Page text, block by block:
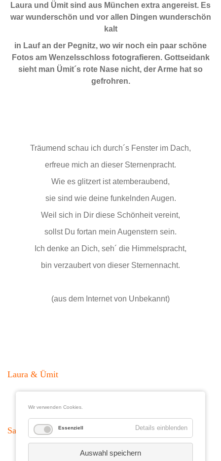
Laura und Ümit sind aus München extra angereist. Es
war wunderschön und vor allen Dingen wunderschön
kalt
in Lauf an der Pegnitz, wo wir noch ein paar schöne
Fotos am Wenzelsschloss fotografieren. Gottseidank
sieht man Ümit´s rote Nase nicht, der Arme hat so
gefrohren.
Träumend schau ich durch´s Fenster im Dach,
erfreue mich an dieser Sternenpracht.
Wie es glitzert ist atemberaubend,
sie sind wie deine funkelnden Augen.
Weil sich in Dir diese Schönheit vereint,
sollst Du fortan mein Augenstern sein.
Ich denke an Dich, seh´ die Himmelspracht,
bin verzaubert von dieser Sternennacht.
(aus dem Internet von Unbekannt)
Laura & Ümit
Sabine & Robert
Wir verwenden Cookies.
Essenziell Details einblenden
Auswahl speichern